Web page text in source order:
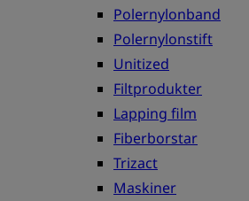
Polernylonband
Polernylonstift
Unitized
Filtprodukter
Lapping film
Fiberborstar
Trizact
Maskiner